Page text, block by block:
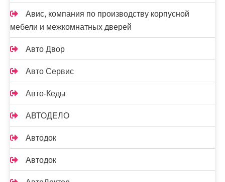
Авис, компания по производству корпусной
мебели и межкомнатных дверей
Авто Двор
Авто Сервис
Авто-Кеды
АВТОДЕЛО
Автодок
Автодок